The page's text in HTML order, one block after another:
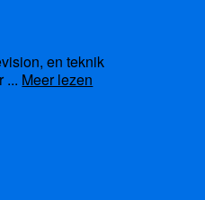
en teknik
... Meer lezen